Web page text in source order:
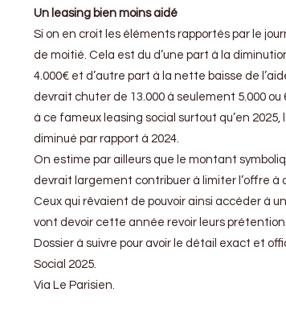
Un leasing bien moins aidé
Si on en croit les éléments rapportés par le
de moitié. Cela est du d’une part à la
4.000€ et d’autre part à la nette baisse de
devrait chuter de 13.000 à seulement 5.000
à ce fameux leasing social surtout qu’en
diminué par rapport à 2024.
On estime par ailleurs que le montant
devrait largement contribuer à limiter l’offre à
Ceux qui rêvaient de pouvoir ainsi accéder à
vont devoir cette année revoir leurs
Dossier à suivre pour avoir le détail exact et
Social 2025.
Via Le Parisien.